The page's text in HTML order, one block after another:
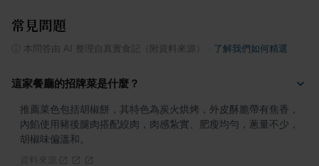
常見問題
本問答由 AI 整理自真實食記（附資料來源） 了解我們如何精選
這家餐廳的招牌菜是什麼？
推薦菜色包括胡椒餅，其特色為炭火烘烤，外皮酥脆帶有焦香，
內餡使用豬後腿肉搭配絞肉，肉感紮實、肥瘦均勻，蔥量不少，
胡椒味偏溫和。